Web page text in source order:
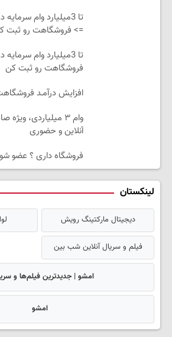
تا 3میلیارد وام
=> فروشگاهت رو ثبت
تا 3میلیارد وام
فروشگاهت رو ثبت کن
افزایش درآمـد
وام ۳ میلیاردی،
آنلاین و حضوری
فروشگاه داری ؟ عضو شو تا 3 میلیارد وام
لینکستان
دیجیتال مارکتینگ رویش
فیلم و سریال آنلاین شب بین
امشو | جدیدترین فیلم‌ها و
امشو